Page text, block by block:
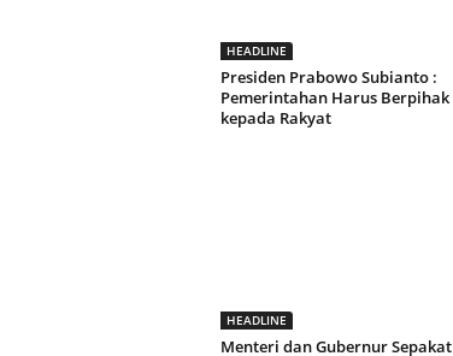
HEADLINE
Presiden Prabowo Subianto :
Pemerintahan Harus Berpihak
kepada Rakyat
HEADLINE
Menteri dan Gubernur Sepakat